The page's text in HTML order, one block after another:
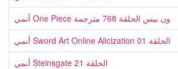
أنمي One Piece ون بيس الحلقة 768 مترجمة
أنمي Sword Art Online Alicization الحلقة 01
أنمي Steinsgate الحلقة 21